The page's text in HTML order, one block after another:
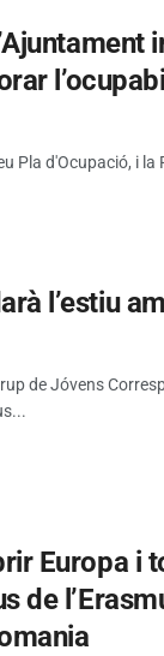
Pla d'Ocupació, i
l’estiu
de Jóvens
Europa i
de